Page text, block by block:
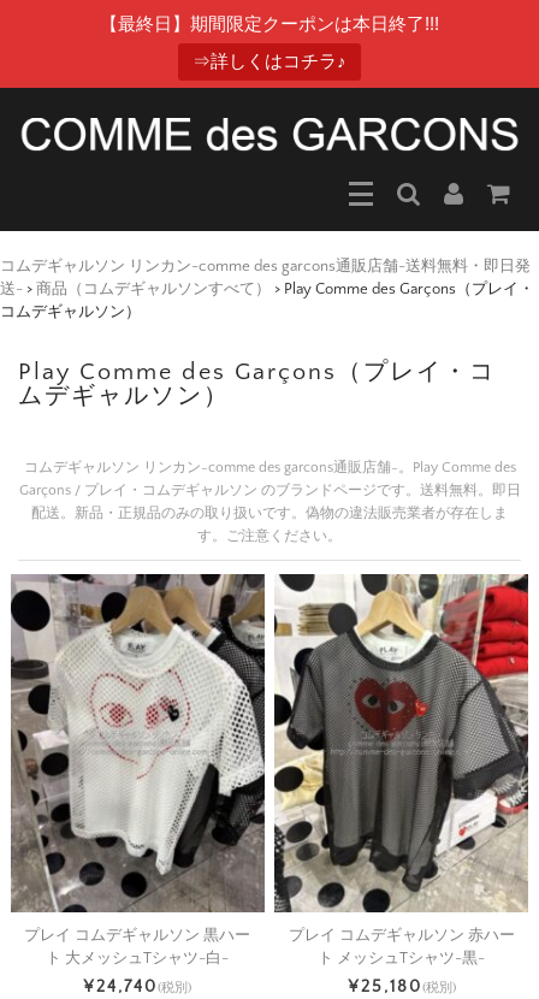
【最終日】期間限定クーポンは本日終了!!!
⇒詳しくはコチラ♪
コムデギャルソン リンカン-comme des garcons通販店舗-送料無料・即日発
送- > 商品（コムデギャルソンすべて） > Play Comme des Garçons（プレイ・
コムデギャルソン）
Play Comme des Garçons（プレイ・コ
ムデギャルソン）
コムデギャルソン リンカン-comme des garcons通販店舗-。Play Comme des
Garçons / プレイ・コムデギャルソン のブランドページです。送料無料。即日
配送。新品・正規品のみの取り扱いです。偽物の違法販売業者が存在しま
す。ご注意ください。
プレイ コムデギャルソン 黒ハー
ト 大メッシュTシャツ-白-
¥24,740(税別)
プレイ コムデギャルソン 赤ハー
ト メッシュTシャツ-黒-
¥25,180(税別)